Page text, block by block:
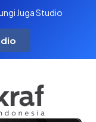
Juga Studio